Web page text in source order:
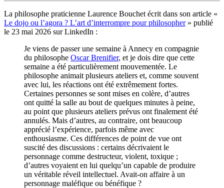
La philosophe praticienne Laurence Bouchet écrit dans son article «
Le dojo ou l’agora ? L’art d’interrompre pour philosopher» publié
le 23 mai 2026 sur LinkedIn :
Je viens de passer une semaine à Annecy en compagnie
du philosophe Oscar Brenifier, et je dois dire que cette
semaine a été particulièrement mouvementée. Le
philosophe animait plusieurs ateliers et, comme souvent
avec lui, les réactions ont été extrêmement fortes.
Certaines personnes se sont mises en colère, d’autres
ont quitté la salle au bout de quelques minutes à peine,
au point que plusieurs ateliers prévus ont finalement été
annulés. Mais d’autres, au contraire, ont beaucoup
apprécié l’expérience, parfois même avec
enthousiasme. Ces différences de point de vue ont
suscité des discussions : certains décrivaient le
personnage comme destructeur, violent, toxique ;
d’autres voyaient en lui quelqu’un capable de produire
un véritable réveil intellectuel. Avait-on affaire à un
personnage maléfique ou bénéfique ?